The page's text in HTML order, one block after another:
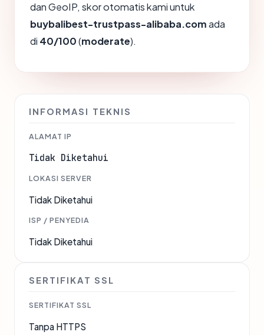
dan GeoIP, skor otomatis kami untuk
buybalibest-trustpass-alibaba.comada
di 40/100(moderate).
INFORMASI TEKNIS
ALAMAT IP
Tidak Diketahui
LOKASI SERVER
Tidak Diketahui
ISP / PENYEDIA
Tidak Diketahui
SERTIFIKAT SSL
SERTIFIKAT SSL
Tanpa HTTPS